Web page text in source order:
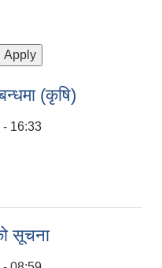
(कृषि)
- 16:33
सूचना